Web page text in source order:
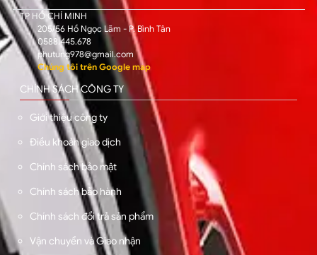
TP HỒ CHÍ MINH
205/56 Hồ Ngọc Lãm - P. Bình Tân
0588.445.678
phutung978@gmail.com
Chúng tôi trên Google map
CHÍNH SÁCH CÔNG TY
Giới thiệu công ty
Điều khoản giao dịch
Chính sách bảo mật
Chính sách bảo hành
Chính sách đổi trả sản phẩm
Vận chuyển và Giao nhận